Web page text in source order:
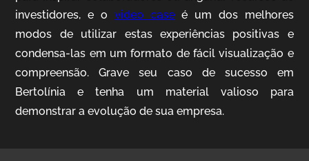
investidores, e ovideo case é um dos melhores
modos de utilizar estas experiências positivas e
condensa-las em um formato de fácil visualização e
compreensão. Grave seu caso de sucesso em
Bertolínia e tenha um material valioso para
demonstrar a evolução de sua empresa.